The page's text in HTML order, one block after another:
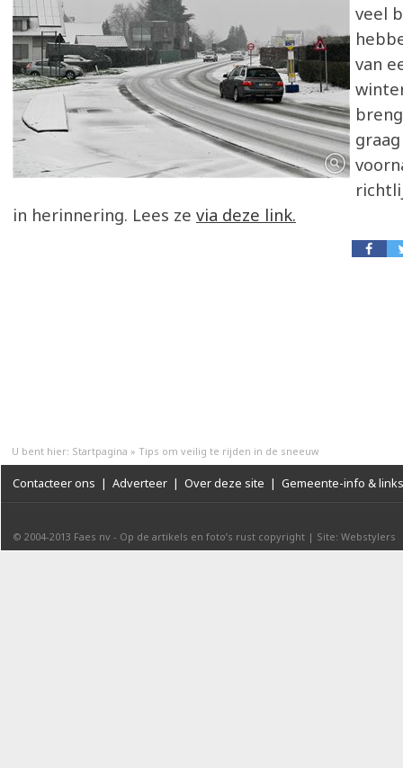
veel
van
in herinnering. Lees ze via deze link.
U bent hier: Startpagina » Tips om veilig te rijden in de sneeuw
Contacteer ons | Adverteer | Over deze site | Gemeente-info & links
© 2004-2013 Faes nv - Op de artikels en foto’s rust copyright | Site: Webstylers